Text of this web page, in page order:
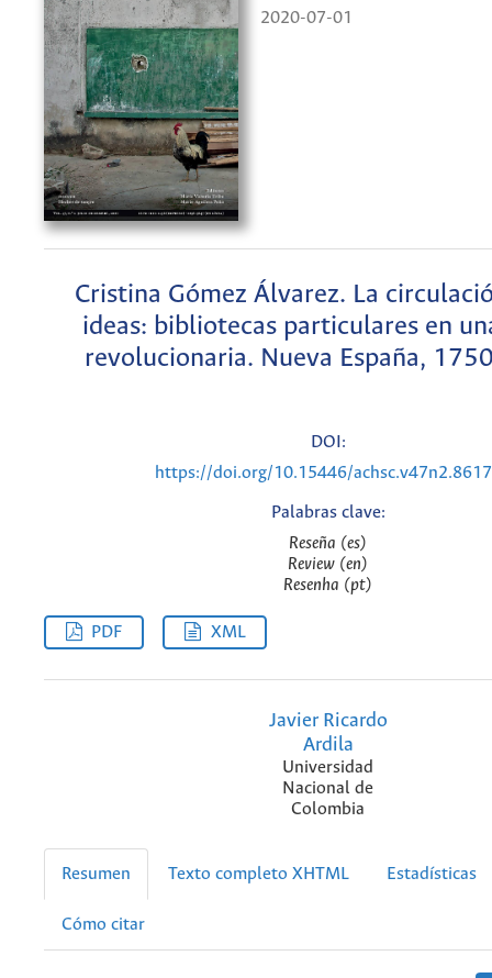
2020-07-01
Cristina Gómez Álvarez. La
ideas: bibliotecas particulares en
revolucionaria. Nueva España,
DOI:
https://doi.org/10.15446/
Palabras clave:
Reseña (es)
Review (en)
Resenha (pt)
PDF XML
Javier Ricardo
Ardila
Universidad
Nacional de
Colombia
Resumen Texto completo XHTML Estadísticas
Cómo citar